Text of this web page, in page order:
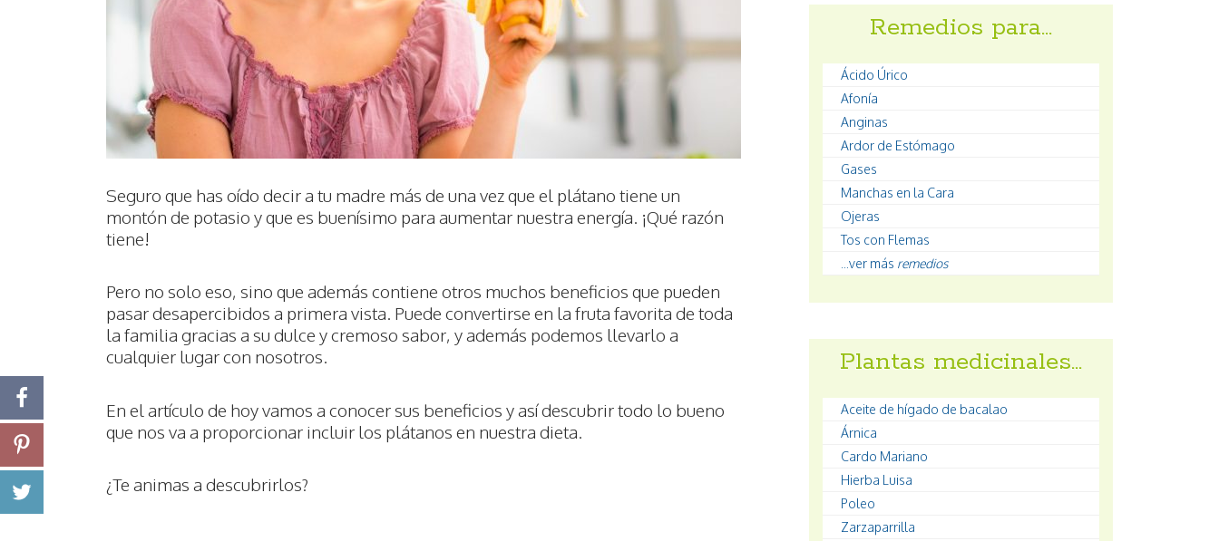
Seguro que has oído decir a tu madre más de una vez que el plátano tiene un
montón de potasio y que es buenísimo para aumentar nuestra energía. ¡Qué razón
tiene!
Pero no solo eso, sino que además contiene otros muchos beneficios que pueden
pasar desapercibidos a primera vista. Puede convertirse en la fruta favorita de toda
la familia gracias a su dulce y cremoso sabor, y además podemos llevarlo a
cualquier lugar con nosotros.
En el artículo de hoy vamos a conocer sus beneficios y así descubrir todo lo bueno
que nos va a proporcionar incluir los plátanos en nuestra dieta.
¿Te animas a descubrirlos?
Remedios para…
Ácido Úrico
Afonía
Anginas
Ardor de Estómago
Gases
Manchas en la Cara
Ojeras
Tos con Flemas
...ver más remedios
Plantas medicinales…
Aceite de hígado de bacalao
Árnica
Cardo Mariano
Hierba Luisa
Poleo
Zarzaparrilla